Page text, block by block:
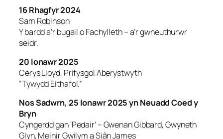
16 Rhagfyr 2024
Sam Robinson
Y bardd a’r bugail o Fachylleth – a’r gwneuthurwr
seidr.
20 lonawr 2025
Cerys Lloyd, Prifysgol Aberystwyth
“Tywydd Eithafol.”
Nos Sadwrn, 25 lonawr 2025 yn Neuadd Coed y
Bryn
Cyngerdd gan ‘Pedair’ – Gwenan Gibbard, Gwyneth
Glyn, Meinir Gwilym a Siân James